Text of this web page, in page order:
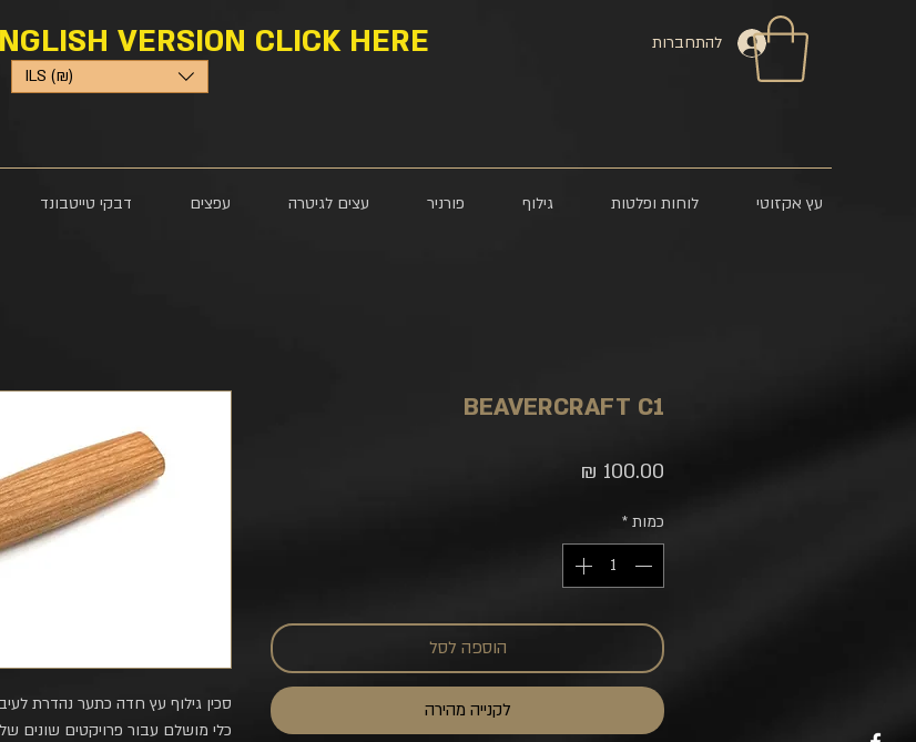
VERSION CLICK HERE
ILS (₪)
להתחברות
עץ אקזוטי לוחות ופלטות גילוף פורניר עצים לגיטרה עפצים דבקי טייטבונד
סכין גילוף עץ חדה כתער נהדרת
כלי מושלם עבור פרויקטים שונים
BEAVERCRAFT C1
כמות *
הוספה לסל
לקנייה מהירה